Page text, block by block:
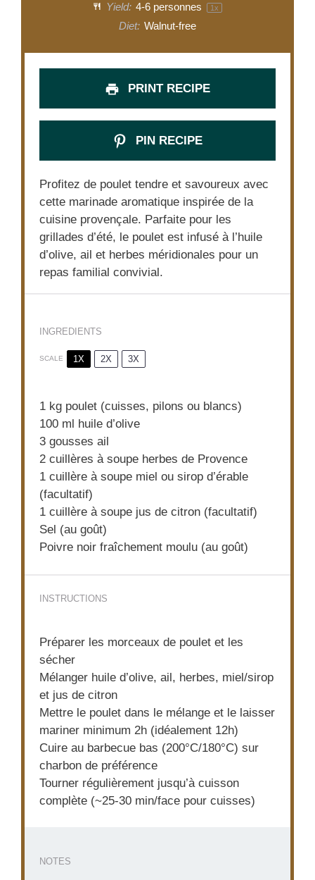
Yield: 4-6personnes 1x
Diet: Walnut-free
PRINT RECIPE
PIN RECIPE
Profitez de poulet tendre et savoureux avec
cette marinade aromatique inspirée de la
cuisine provençale. Parfaite pour les
grillades d’été, le poulet est infusé à l’huile
d’olive, ail et herbes méridionales pour un
repas familial convivial.
INGREDIENTS
SCALE 1X 2X 3X
1 kg poulet (cuisses, pilons ou blancs)
100 ml huile d’olive
3 gousses ail
2 cuillères à soupe herbes de Provence
1 cuillère à soupe miel ou sirop d’érable
(facultatif)
1 cuillère à soupe jus de citron (facultatif)
Sel (au goût)
Poivre noir fraîchement moulu (au goût)
INSTRUCTIONS
Préparer les morceaux de poulet et les
sécher
Mélanger huile d’olive, ail, herbes, miel/sirop
et jus de citron
Mettre le poulet dans le mélange et le laisser
mariner minimum 2h (idéalement 12h)
Cuire au barbecue bas (200°C/180°C) sur
charbon de préférence
Tourner régulièrement jusqu’à cuisson
complète (~25-30 min/face pour cuisses)
NOTES